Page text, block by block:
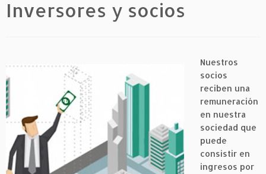
contenido
Inversores y socios
Nuestros
socios
reciben una
remuneración
en nuestra
sociedad que
puede
consistir en
ingresos por